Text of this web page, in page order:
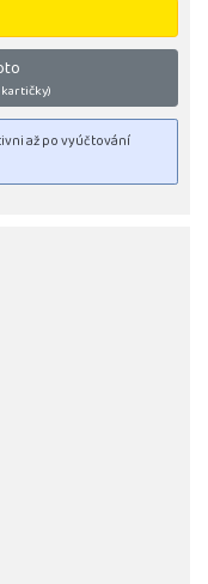
bude aktivni až po